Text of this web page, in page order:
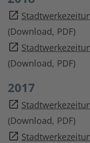
(Download, PDF)
(Download, PDF)
2017
(Download, PDF)